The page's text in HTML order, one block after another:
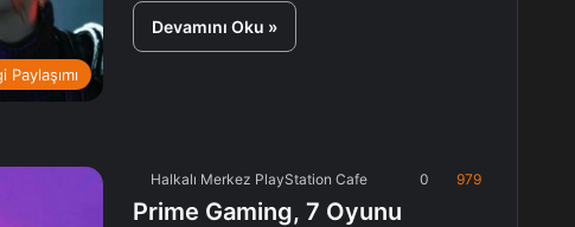
Paylaşımı
Devamını Oku »
Halkalı Merkez PlayStation Cafe 0 979
Prime Gaming, 7 Oyunu